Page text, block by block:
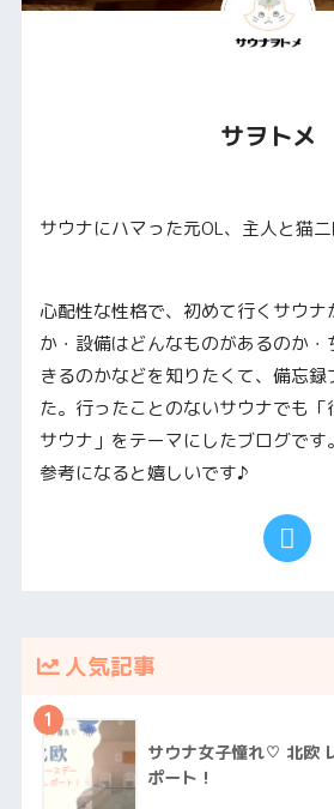
サヲトメ
サウナにハマった元OL、主人と猫
心配性な性格で、初めて行くサウナ
か・設備はどんなものがあるのか
きるのかなどを知りたくて、備忘録
た。行ったことのないサウナでも
サウナ」をテーマにしたブログで
参考になると嬉しいです♪
人気記事
1
サウナ女子憧れ♡ 北欧
ポート！